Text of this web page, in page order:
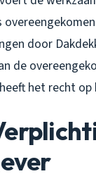
door
de
het recht